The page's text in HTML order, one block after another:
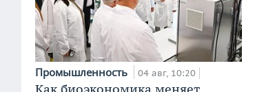
Промышленность 04 авг, 10:20